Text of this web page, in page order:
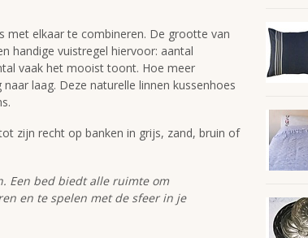
met elkaar te combineren. De grootte van
handige vuistregel hiervoor: aantal
vaak het mooist toont. Hoe meer
laag. Deze naturelle linnen kussenhoes
zijn recht op banken in grijs, zand, bruin of
Een bed biedt alle ruimte om
en te spelen met de sfeer in je